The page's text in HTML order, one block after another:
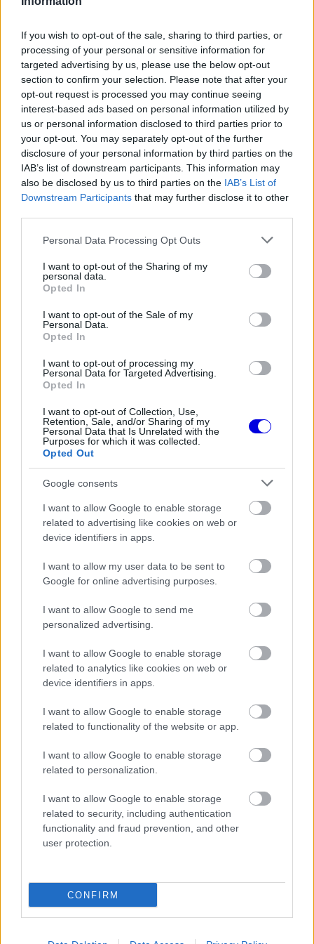
If you wish to opt-out of the sale, sharing to third parties, or
processing of your personal or sensitive information for
targeted advertising by us, please use the below opt-out
section to confirm your selection. Please note that after your
opt-out request is processed you may continue seeing
interest-based ads based on personal information utilized by
us or personal information disclosed to third parties prior to
your opt-out. You may separately opt-out of the further
disclosure of your personal information by third parties on the
IAB’s list of downstream participants. This information may
also be disclosed by us to third parties on the IAB’s List of
Downstream Participants that may further disclose it to other
Please note that this website/app uses one or more Google
not limited to your visit or usage behaviour. You may click to
grant or deny consent to Google and its third-party tags to
use your data for below specified purposes in below Google
consent section.
Personal Data Processing Opt Outs
I want to opt-out of the Sharing of my
personal data.
Opted In
I want to opt-out of the Sale of my
Personal Data.
Opted In
I want to opt-out of processing my
Personal Data for Targeted Advertising.
Opted In
I want to opt-out of Collection, Use,
Retention, Sale, and/or Sharing of my
Personal Data that Is Unrelated with the
Purposes for which it was collected.
Opted Out
Google consents
I want to allow Google to enable storage
related to advertising like cookies on web or
device identifiers in apps.
I want to allow my user data to be sent to
Google for online advertising purposes.
I want to allow Google to send me
personalized advertising.
I want to allow Google to enable storage
related to analytics like cookies on web or
device identifiers in apps.
I want to allow Google to enable storage
related to functionality of the website or app.
I want to allow Google to enable storage
related to personalization.
I want to allow Google to enable storage
related to security, including authentication
functionality and fraud prevention, and other
user protection.
CONFIRM
Különös szövetség segítheti
Esteban Ocon Aston Martinhoz
igazolását
FORMA-1
Fontos kulcsembert csábított át
riválisától a Red Bull
trükkjén és elárulta a távozási
pletykák valódi okát
„Tizenkét éves voltam, a szabad vasárnapokon
pedig mindig a piros autót figyeltem. Azon
tűnődtem, milyen lehet abban a piros
fehér, aminek nem örülök túlságosan, mivel olyat
biztosan visszaadják majd a pirosat.”
A brit versenyző számára a mostani siker
csapattal közös ünneplés minden várakozását
felülmúlta.